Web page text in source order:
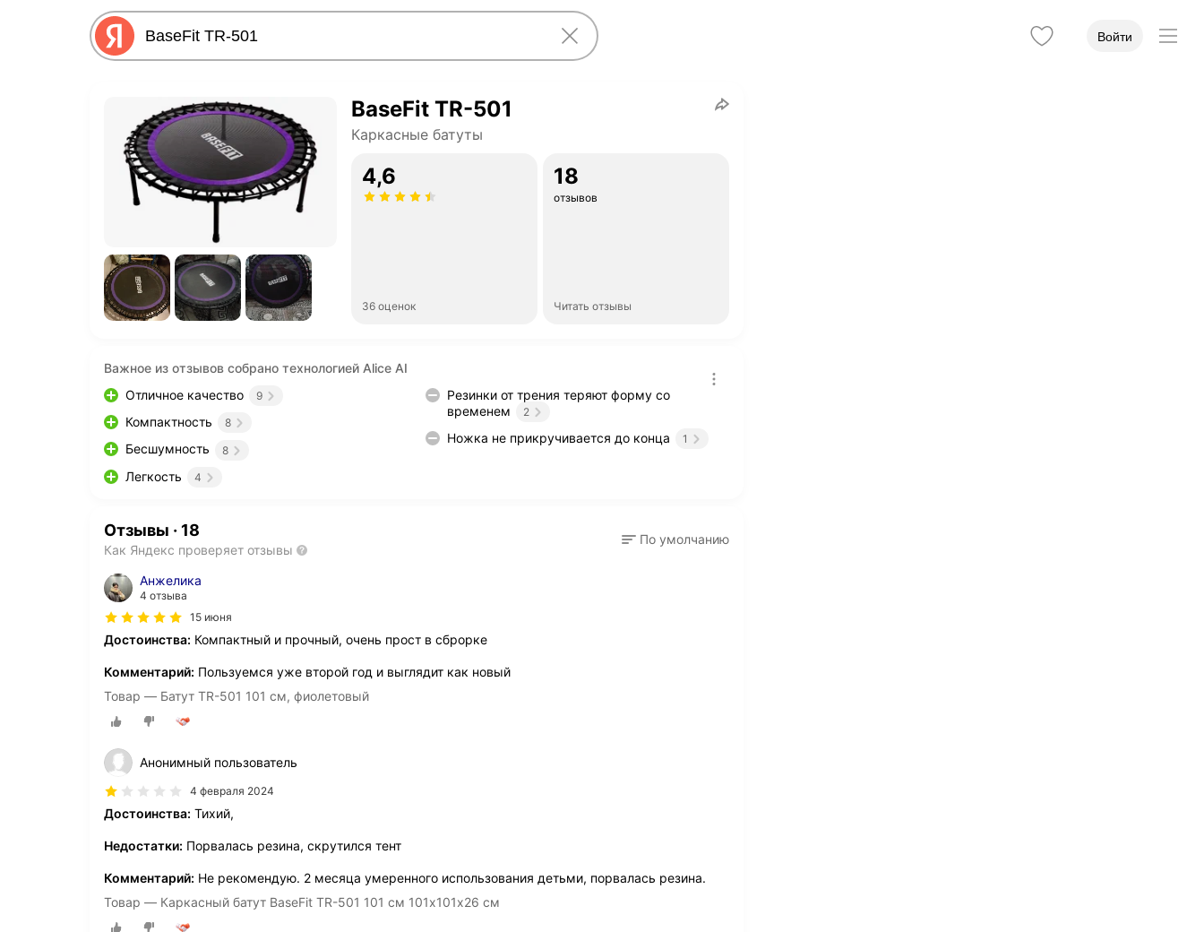
Войти
BaseFit TR-501
Каркасные батуты
4,6
36 оценок
18
отзывов
Читать отзывы
Важное из отзывов собрано технологией Alice AI
Отличное качество
9
Компактность 8
Бесшумность 8
Легкость 4
Резинки от трения теряют форму со
временем
2
Ножка не прикручивается до конца 1
Отзывы · 18
Как Яндекс проверяет отзывы
По умолчанию
Анжелика
4 отзыва
15 июня
Достоинства: Компактный и прочный, очень прост в сброрке
Комментарий: Пользуемся уже второй год и выглядит как новый
Товар — Батут TR-501 101 см, фиолетовый
Анонимный пользователь
4 февраля 2024
Достоинства: Тихий,
Недостатки: Порвалась резина, скрутился тент
Комментарий: Не рекомендую. 2 месяца умеренного использования детьми, порвалась резина.
Товар — Каркасный батут BaseFit TR-501 101 см 101х101х26 см